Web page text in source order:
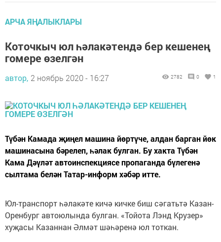
АРЧА ЯҢАЛЫКЛАРЫ
Коточкыч юл һәлакәтендә бер кешенең
гомере өзелгән
автор, 2 ноябрь 2020 - 16:27 2782 0 1
Түбән Камада җиңел машина йөртүче, алдан барган йөк
машинасына бәрелеп, һәлак булган. Бу хакта Түбән
Кама Дәүләт автоинспекциясе пропаганда бүлегенә
сылтама белән Татар-информ хәбәр итте.
Юл-транспорт һәлакәте кичә кичке биш сәгатьтә Казан-
Оренбург автоюлында булган. «Тойота Лэнд Крузер»
хуҗасы Казаннан Әлмәт шәһәренә юл тоткан.